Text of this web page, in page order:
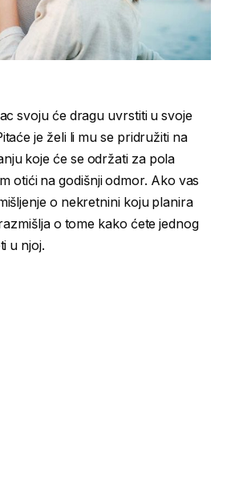
svoju će dragu uvrstiti u svoje
je želi li mu se pridružiti na
koje će se održati za pola
otići na godišnji odmor. Ako vas
o nekretnini koju planira
o tome kako ćete jednog
u njoj.